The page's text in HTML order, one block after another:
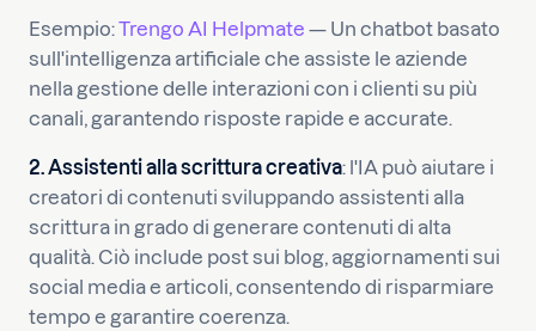
Esempio:Trengo AI Helpmate — Un chatbot basato
sull'intelligenza artificiale che assiste le aziende
nella gestione delle interazioni con i clienti su più
canali, garantendo risposte rapide e accurate.
2. Assistenti alla scrittura creativa: l'IA può aiutare i
creatori di contenuti sviluppando assistenti alla
scrittura in grado di generare contenuti di alta
qualità. Ciò include post sui blog, aggiornamenti sui
social media e articoli, consentendo di risparmiare
tempo e garantire coerenza.